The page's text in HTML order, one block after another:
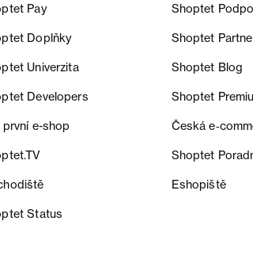
Pay Shoptet
Doplňky Shoptet
Univerzita Shoptet Blog
Developers Shoptet
první e-shop Česká
Shoptet
Eshopiště
Status